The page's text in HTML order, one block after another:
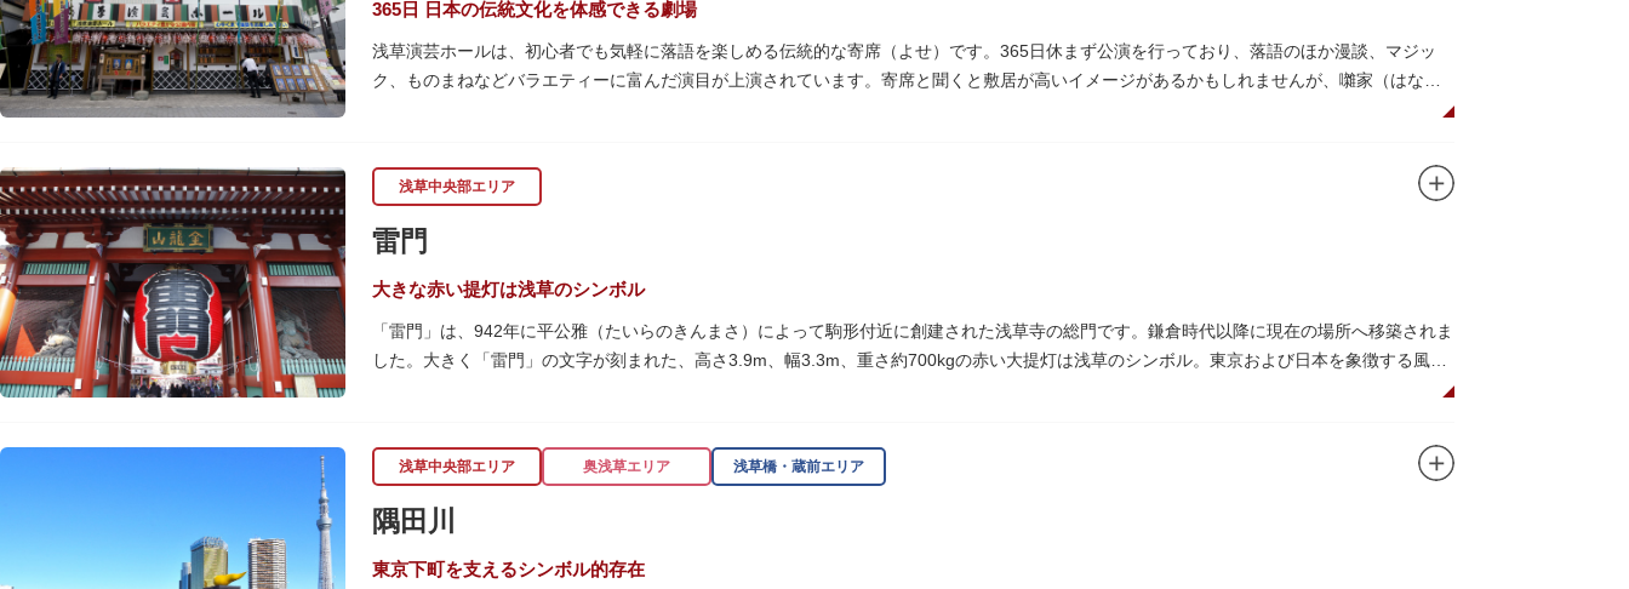
365日 日本の伝統文化を体感できる劇場
浅草演芸ホールは、初心者でも気軽に落語を楽しめる伝統的な寄席（よせ）です。365日休まず公演を行っており、落語のほか漫談、マジッ
ク、ものまねなどバラエティーに富んだ演目が上演されています。寄席と聞くと敷居が高いイメージがあるかもしれませんが、囃家（はなし
お笑い芸人を輩出した笑いの殿堂で、昔ながらの下町文化を体感してみてください。
浅草中央部エリア
雷門
大きな赤い提灯は浅草のシンボル
「雷門」は、942年に平公雅（たいらのきんまさ）によって駒形付近に創建された浅草寺の総門です。鎌倉時代以降に現在の場所へ移築されま
した。大きく「雷門」の文字が刻まれた、高さ3.9m、幅3.3m、重さ約700kgの赤い大提灯は浅草のシンボル。東京および日本を象徴する風景
ろ。正式名称の「風雷神門」は、門の左右に立つ2体の彫像、風神像と雷神像に由来します。日没から23時頃までは雷門や浅草寺がライトアッ
プされ、昼間とは違った荘厳な雰囲気に包まれます。
何度も焼失と再建を繰り返し、現在の雷門は1960年に松下電器産業（現パナソニック）の松下幸之助氏の寄進により再建されたものです。
浅草中央部エリア 奥浅草エリア 浅草橋・蔵前エリア
隅田川
東京下町を支えるシンボル的存在